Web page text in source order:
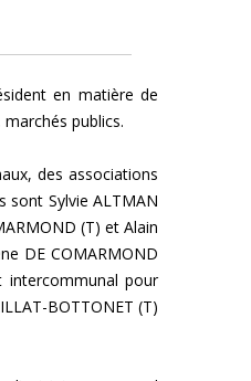
en matière de
publics.
des associations
sont Sylvie ALTMAN
(T) et Alain
DE COMARMOND
intercommunal pour
BOTTONET (T)